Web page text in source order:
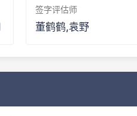
签字评估师
董鹤鹤,袁野